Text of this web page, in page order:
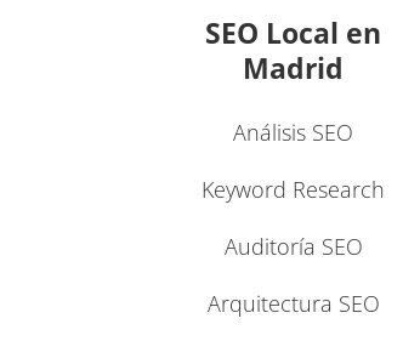
SEO Local en
Madrid
Análisis SEO
Keyword Research
Auditoría SEO
Arquitectura SEO